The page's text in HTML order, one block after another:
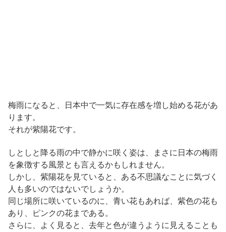
梅雨になると、日本中で一気に存在感を増し始める花があ
ります。
それが紫陽花です。
しとしと降る雨の中で静かに咲く姿は、まさに日本の梅雨
を象徴する風景とも言えるかもしれません。
しかし、紫陽花を見ていると、ある不思議なことに気づく
人も多いのではないでしょうか。
同じ場所に咲いているのに、青い花もあれば、紫色の花も
あり、ピンクの花まである。
さらに、よく見ると、去年と色が違うように見えることも